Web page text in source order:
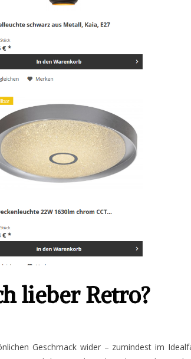
lieber Retro?
Geschmack wider – zumindest im